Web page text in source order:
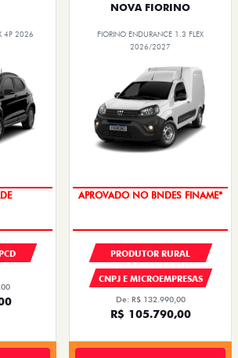
4P 2026
NOVA FIORINO
FIORINO ENDURANCE 1.3 FLEX
2026/2027
APROVADO NO BNDES FINAME*
PRODUTOR RURAL
CNPJ E MICROEMPRESAS
De: R$ 132.990,00
R$ 105.790,00